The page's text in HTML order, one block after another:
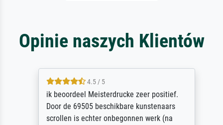
Opinie naszych Klientów
4.5 / 5
ik beoordeel Meisterdrucke zeer positief.
Door de 69505 beschikbare kunstenaars
scrollen is echter onbegonnen werk (na